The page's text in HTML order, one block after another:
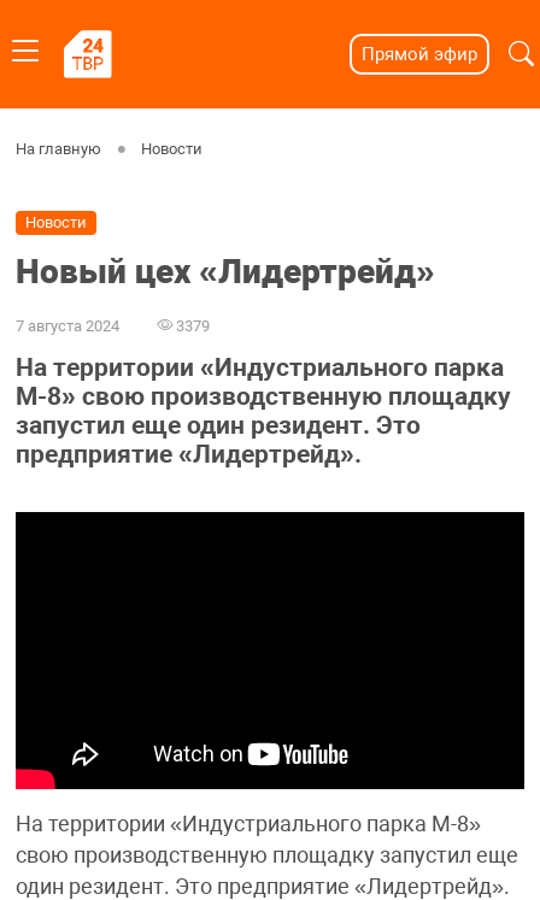
Прямой эфир
На главную Новости
Новости
Новый цех «Лидертрейд»
7 августа 2024 3379
На территории «Индустриального парка
М-8» свою производственную площадку
запустил еще один резидент. Это
предприятие «Лидертрейд».
На территории «Индустриального парка М-8»
свою производственную площадку запустил еще
один резидент. Это предприятие «Лидертрейд».